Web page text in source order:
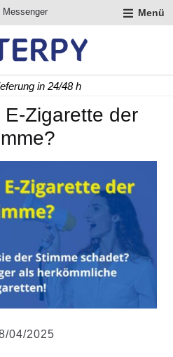
Messenger Menü
in 24/48 h
Zigarette der
04/2025